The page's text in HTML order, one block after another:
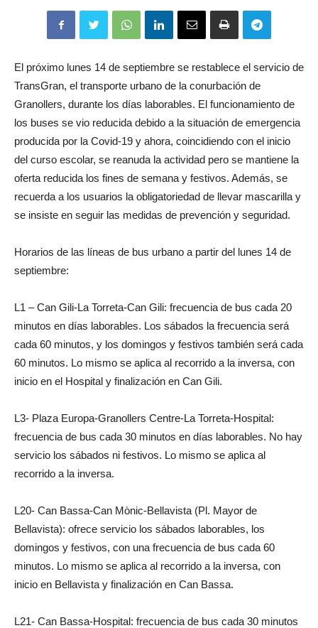
El próximo lunes 14 de septiembre se restablece el servicio de
TransGran, el transporte urbano de la conurbación de
Granollers, durante los días laborables. El funcionamiento de
los buses se vio reducida debido a la situación de emergencia
producida por la Covid-19 y ahora, coincidiendo con el inicio
del curso escolar, se reanuda la actividad pero se mantiene la
oferta reducida los fines de semana y festivos. Además, se
recuerda a los usuarios la obligatoriedad de llevar mascarilla y
se insiste en seguir las medidas de prevención y seguridad.
Horarios de las líneas de bus urbano a partir del lunes 14 de
septiembre:
L1 – Can Gili-La Torreta-Can Gili: frecuencia de bus cada 20
minutos en días laborables. Los sábados la frecuencia será
cada 60 minutos, y los domingos y festivos también será cada
60 minutos. Lo mismo se aplica al recorrido a la inversa, con
inicio en el Hospital y finalización en Can Gili.
L3- Plaza Europa-Granollers Centre-La Torreta-Hospital:
frecuencia de bus cada 30 minutos en días laborables. No hay
servicio los sábados ni festivos. Lo mismo se aplica al
recorrido a la inversa.
L20- Can Bassa-Can Mònic-Bellavista (Pl. Mayor de
Bellavista): ofrece servicio los sábados laborables, los
domingos y festivos, con una frecuencia de bus cada 60
minutos. Lo mismo se aplica al recorrido a la inversa, con
inicio en Bellavista y finalización en Can Bassa.
L21- Can Bassa-Hospital: frecuencia de bus cada 30 minutos